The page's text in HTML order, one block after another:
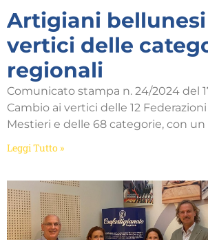
Artigiani
vertici delle
regionali
Comunicato stampa n. 24/2024 del
Cambio ai vertici delle 12
Mestieri e delle 68 categorie, con
Leggi Tutto »